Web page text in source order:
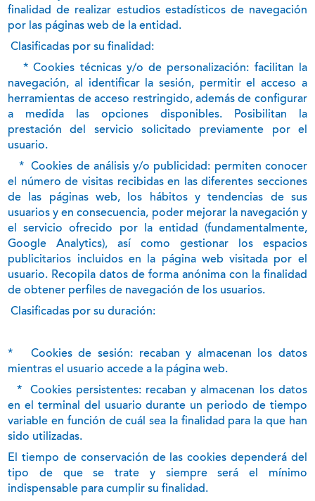
finalidad de realizar estudios estadísticos de navegación
por las páginas web de la entidad.
Clasificadas por su finalidad:
* Cookies técnicas y/o de personalización: facilitan la
navegación, al identificar la sesión, permitir el acceso a
herramientas de acceso restringido, además de configurar
a medida las opciones disponibles. Posibilitan la
prestación del servicio solicitado previamente por el
usuario.
* Cookies de análisis y/o publicidad: permiten conocer
el número de visitas recibidas en las diferentes secciones
de las páginas web, los hábitos y tendencias de sus
usuarios y en consecuencia, poder mejorar la navegación y
el servicio ofrecido por la entidad (fundamentalmente,
Google Analytics), así como gestionar los espacios
publicitarios incluidos en la página web visitada por el
usuario. Recopila datos de forma anónima con la finalidad
de obtener perfiles de navegación de los usuarios.
Clasificadas por su duración:
*
Cookies de sesión: recaban y almacenan los datos
mientras el usuario accede a la página web.
*
Cookies persistentes: recaban y almacenan los datos
en el terminal del usuario durante un periodo de tiempo
variable en función de cuál sea la finalidad para la que han
sido utilizadas.
El tiempo de conservación de las cookies dependerá del
tipo de que se trate y siempre será el mínimo
indispensable para cumplir su finalidad.